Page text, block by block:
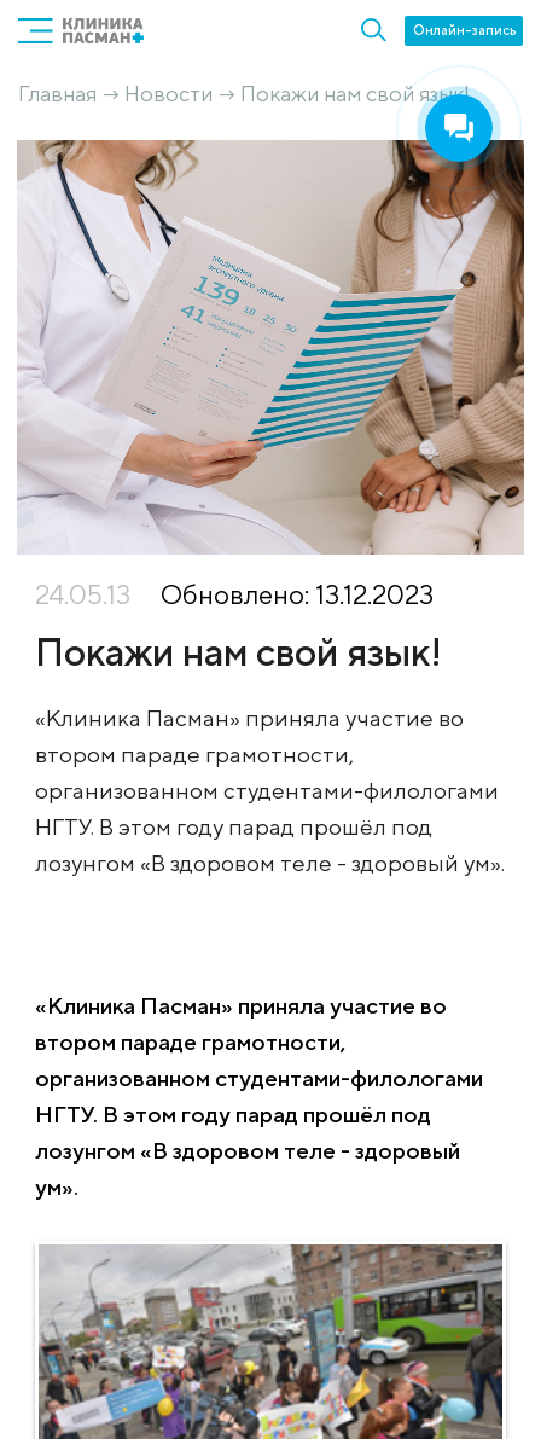
Онлайн-запись
Главная → Новости → Покажи нам свой язык!
24.05.13 Обновлено: 13.12.2023
Покажи нам свой язык!
«Клиника Пасман» приняла участие во
втором параде грамотности,
организованном студентами-филологами
НГТУ. В этом году парад прошёл под
лозунгом «В здоровом теле - здоровый ум».
«Клиника Пасман» приняла участие во
втором параде грамотности,
организованном студентами-филологами
НГТУ. В этом году парад прошёл под
лозунгом «В здоровом теле - здоровый
ум».